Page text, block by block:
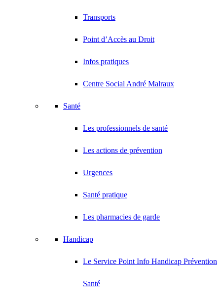
Transports
Point d’Accès au Droit
Infos pratiques
Centre Social André Malraux
Santé
Les professionnels de santé
Les actions de prévention
Urgences
Santé pratique
Les pharmacies de garde
Handicap
Le Service Point Info Handicap Prévention
Santé